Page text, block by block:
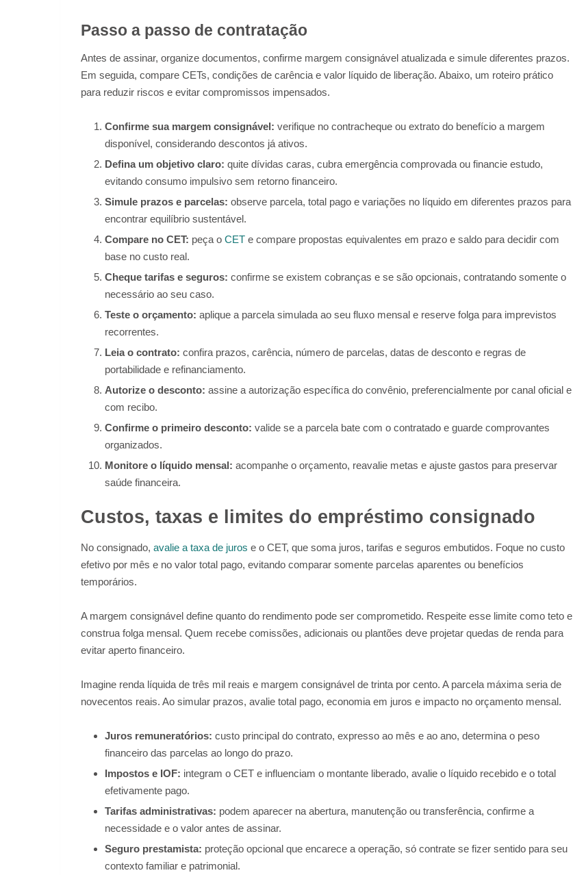
Passo a passo de contratação
Antes de assinar, organize documentos, confirme margem consignável atualizada e simule diferentes prazos.
Em seguida, compare CETs, condições de carência e valor líquido de liberação. Abaixo, um roteiro prático
para reduzir riscos e evitar compromissos impensados.
Confirme sua margem consignável: verifique no contracheque ou extrato do benefício a margem
disponível, considerando descontos já ativos.
Defina um objetivo claro: quite dívidas caras, cubra emergência comprovada ou financie estudo,
evitando consumo impulsivo sem retorno financeiro.
Simule prazos e parcelas: observe parcela, total pago e variações no líquido em diferentes prazos para
encontrar equilíbrio sustentável.
Compare no CET: peça o CET e compare propostas equivalentes em prazo e saldo para decidir com
base no custo real.
Cheque tarifas e seguros: confirme se existem cobranças e se são opcionais, contratando somente o
necessário ao seu caso.
Teste o orçamento: aplique a parcela simulada ao seu fluxo mensal e reserve folga para imprevistos
recorrentes.
Leia o contrato: confira prazos, carência, número de parcelas, datas de desconto e regras de
portabilidade e refinanciamento.
Autorize o desconto: assine a autorização específica do convênio, preferencialmente por canal oficial e
com recibo.
Confirme o primeiro desconto: valide se a parcela bate com o contratado e guarde comprovantes
organizados.
Monitore o líquido mensal: acompanhe o orçamento, reavalie metas e ajuste gastos para preservar
saúde financeira.
Custos, taxas e limites do empréstimo consignado
No consignado, avalie a taxa de juros e o CET, que soma juros, tarifas e seguros embutidos. Foque no custo
efetivo por mês e no valor total pago, evitando comparar somente parcelas aparentes ou benefícios
temporários.
A margem consignável define quanto do rendimento pode ser comprometido. Respeite esse limite como teto e
construa folga mensal. Quem recebe comissões, adicionais ou plantões deve projetar quedas de renda para
evitar aperto financeiro.
Imagine renda líquida de três mil reais e margem consignável de trinta por cento. A parcela máxima seria de
novecentos reais. Ao simular prazos, avalie total pago, economia em juros e impacto no orçamento mensal.
Juros remuneratórios: custo principal do contrato, expresso ao mês e ao ano, determina o peso
financeiro das parcelas ao longo do prazo.
Impostos e IOF: integram o CET e influenciam o montante liberado, avalie o líquido recebido e o total
efetivamente pago.
Tarifas administrativas: podem aparecer na abertura, manutenção ou transferência, confirme a
necessidade e o valor antes de assinar.
Seguro prestamista: proteção opcional que encarece a operação, só contrate se fizer sentido para seu
contexto familiar e patrimonial.